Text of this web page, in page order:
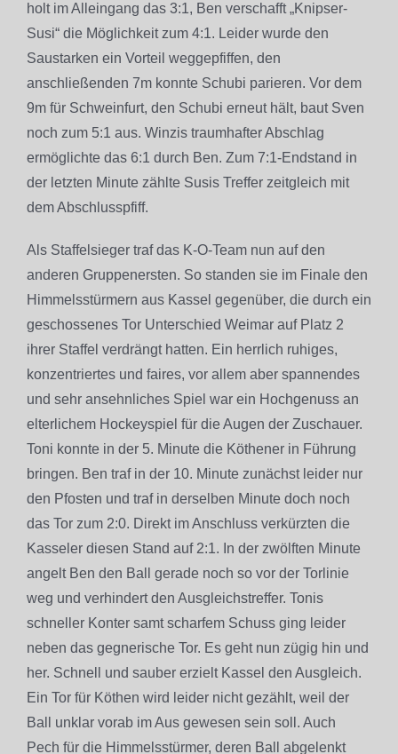
holt im Alleingang das 3:1, Ben verschafft „Knipser-
Susi“ die Möglichkeit zum 4:1. Leider wurde den
Saustarken ein Vorteil weggepfiffen, den
anschließenden 7m konnte Schubi parieren. Vor dem
9m für Schweinfurt, den Schubi erneut hält, baut Sven
noch zum 5:1 aus. Winzis traumhafter Abschlag
ermöglichte das 6:1 durch Ben. Zum 7:1-Endstand in
der letzten Minute zählte Susis Treffer zeitgleich mit
dem Abschlusspfiff.
Als Staffelsieger traf das K-O-Team nun auf den
anderen Gruppenersten. So standen sie im Finale den
Himmelsstürmern aus Kassel gegenüber, die durch ein
geschossenes Tor Unterschied Weimar auf Platz 2
ihrer Staffel verdrängt hatten. Ein herrlich ruhiges,
konzentriertes und faires, vor allem aber spannendes
und sehr ansehnliches Spiel war ein Hochgenuss an
elterlichem Hockeyspiel für die Augen der Zuschauer.
Toni konnte in der 5. Minute die Köthener in Führung
bringen. Ben traf in der 10. Minute zunächst leider nur
den Pfosten und traf in derselben Minute doch noch
das Tor zum 2:0. Direkt im Anschluss verkürzten die
Kasseler diesen Stand auf 2:1. In der zwölften Minute
angelt Ben den Ball gerade noch so vor der Torlinie
weg und verhindert den Ausgleichstreffer. Tonis
schneller Konter samt scharfem Schuss ging leider
neben das gegnerische Tor. Es geht nun zügig hin und
her. Schnell und sauber erzielt Kassel den Ausgleich.
Ein Tor für Köthen wird leider nicht gezählt, weil der
Ball unklar vorab im Aus gewesen sein soll. Auch
Pech für die Himmelsstürmer, deren Ball abgelenkt